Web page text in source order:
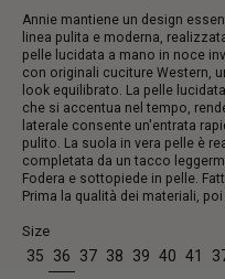
intero
Annie mantiene un design
linea pulita e moderna,
pelle lucidata a mano in noce
con originali cuciture Western,
look equilibrato. La pelle
che si accentua nel tempo,
laterale consente un'entrata
pulito. La suola in vera pelle è
completata da un tacco
Fodera e sottopiede in pelle.
Prima la qualità dei materiali,
Size
35 36 37 38 39 40 41